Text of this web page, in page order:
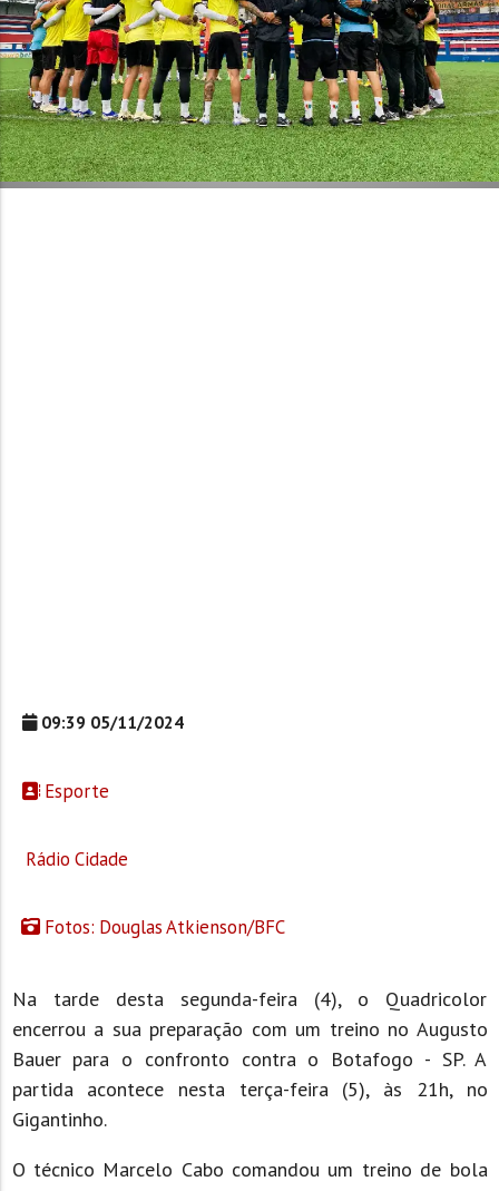
09:39 05/11/2024
Esporte
Rádio Cidade
Fotos: Douglas Atkienson/BFC
Na tarde desta segunda-feira (4), o Quadricolor
encerrou a sua preparação com um treino no Augusto
Bauer para o confronto contra o Botafogo - SP. A
partida acontece nesta terça-feira (5), às 21h, no
Gigantinho.
O técnico Marcelo Cabo comandou um treino de bola